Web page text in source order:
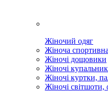
Жіночий одяг
Жіноча
Жіночі дощовики
Жіночі
Жіночі куртки,
Жіночі світшоти,